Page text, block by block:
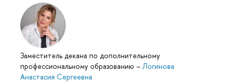
Заместитель декана по дополнительному
профессиональному образованию – Логинова
Анастасия Сергеевна